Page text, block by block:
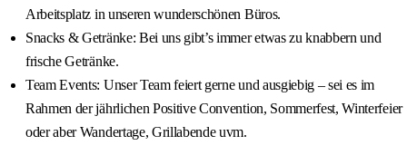
Arbeitsplatz in unseren wunderschönen Büros.
Snacks & Getränke: Bei uns gibt’s immer etwas zu knabbern und
frische Getränke.
Team Events: Unser Team feiert gerne und ausgiebig – sei es im
Rahmen der jährlichen Positive Convention, Sommerfest, Winterfeier
oder aber Wandertage, Grillabende uvm.